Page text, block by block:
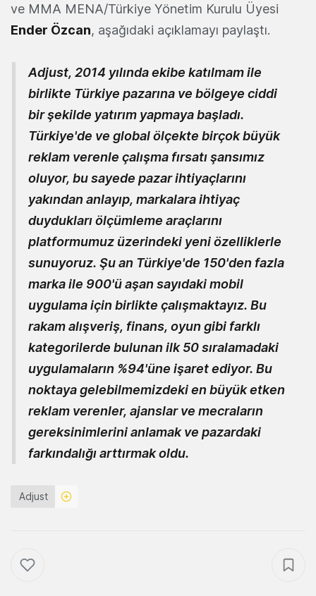
ve MMA MENA/Türkiye Yönetim Kurulu Üyesi
Ender Özcan, aşağıdaki açıklamayı paylaştı.
Adjust, 2014 yılında ekibe katılmam ile
birlikte Türkiye pazarına ve bölgeye ciddi
bir şekilde yatırım yapmaya başladı.
Türkiye'de ve global ölçekte birçok büyük
reklam verenle çalışma fırsatı şansımız
oluyor, bu sayede pazar ihtiyaçlarını
yakından anlayıp, markalara ihtiyaç
duydukları ölçümleme araçlarını
platformumuz üzerindeki yeni özelliklerle
sunuyoruz. Şu an Türkiye'de 150'den fazla
marka ile 900'ü aşan sayıdaki mobil
uygulama için birlikte çalışmaktayız. Bu
rakam alışveriş, finans, oyun gibi farklı
kategorilerde bulunan ilk 50 sıralamadaki
uygulamaların %94'üne işaret ediyor. Bu
noktaya gelebilmemizdeki en büyük etken
reklam verenler, ajanslar ve mecraların
gereksinimlerini anlamak ve pazardaki
farkındalığı arttırmak oldu.
Adjust